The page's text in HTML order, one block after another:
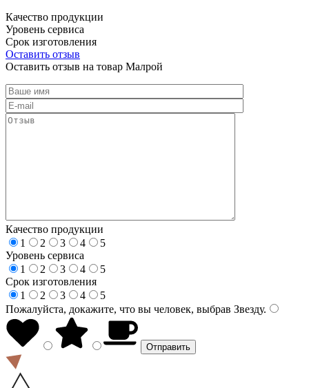
Качество продукции
Уровень сервиса
Срок изготовления
Оставить отзыв
Оставить отзыв на товар Малрой
Качество продукции
1
2 3 4
5
Уровень сервиса
1
2 3 4
5
Срок изготовления
1
2 3 4
5
Пожалуйста, докажите, что вы человек, выбрав Звезду.